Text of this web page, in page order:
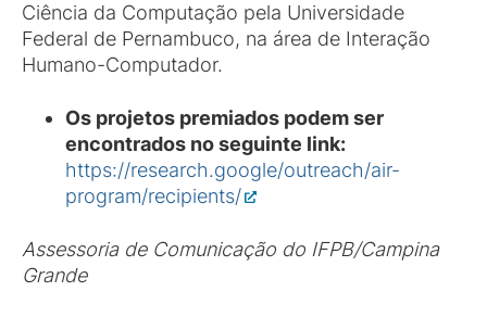
Ciência da Computação pela Universidade
Federal de Pernambuco, na área de Interação
Humano-Computador.
Os projetos premiados podem ser
encontrados no seguinte link:
https://research.google/outreach/air-
program/recipients/
Assessoria de Comunicação do IFPB/Campina
Grande